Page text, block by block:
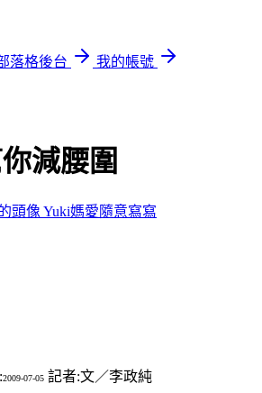
落格後台
我的帳號
減腰圍
Yuki媽愛隨意寫寫
2009-07-05 記者:文／李政純